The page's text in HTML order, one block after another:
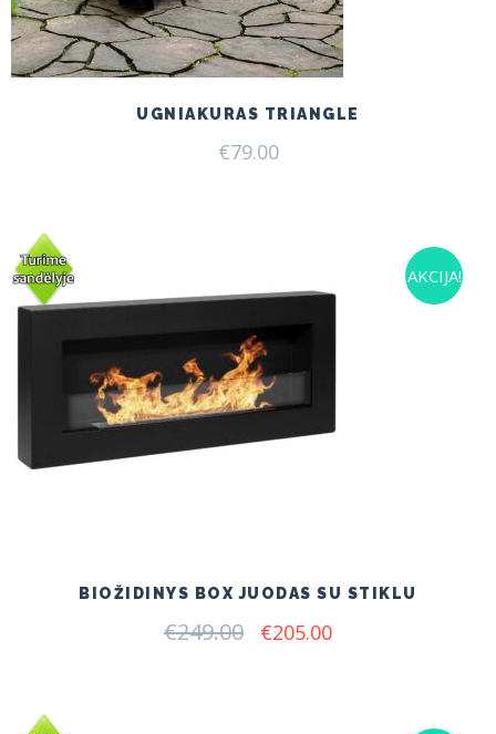
UGNIAKURAS TRIANGLE
€79.00
AKCIJA!
BIOŽIDINYS BOX JUODAS SU STIKLU
€249.00 Original
€205.00Current